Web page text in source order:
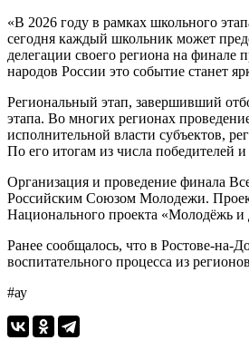
«В 2026 году в рамках школьного
сегодня каждый школьник может
делегации своего региона на
народов России это событие станет
Региональный этап, завершивший
этапа. Во многих регионах
исполнительной власти субъектов,
По его итогам из числа победителей
Организация и проведение финала
Российским Союзом Молодежи. Проект
Национального проекта «Молодёжь
Ранее сообщалось, что в Ростове-на-
воспитательного процесса из
#ау